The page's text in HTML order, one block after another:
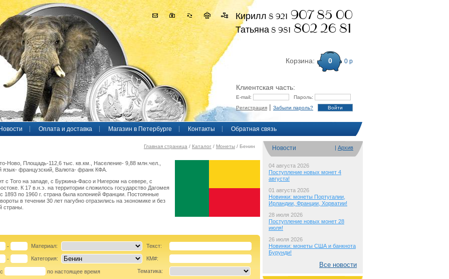
Кирилл 8 921 907 85 00
Татьяна 8 981 802 26 81
Корзина: 0 0 р
Клиентская часть:
E-mail:
Пароль:
Регистрация | Забыли пароль?
Новости Оплата и доставка Магазин в Петербурге Контакты Обратная связь
Новости | Архив
04 августа 2026
Поступление новых монет 4
августа!
01 августа 2026
Новинки: монеты Португалии,
Ирландии, Франции, Хорватии!
28 июля 2026
Поступление новых монет 28
июля!
26 июля 2026
Новинки: монеты США и банкнота
Бурунди!
Все новости
Главная страница / Каталог / Монеты / Бенин
Ново, Площадь-112,6 тыс. кв.км., Население- 9,88 млн.чел.,
французский, Валюта- франк КФА.
с Того на западе, с Буркина-Фасо и Нигером на севере, с
К 17 в.н.э. на территории сложилось государство Дагомея
1893 по 1960 г. страна была колонией Франции. Постоянные
в течении 30 лет пагубно отразились на экономике и без
страны.
- Материал: Текст:
- Категория: КМ#:
по настоящее время Тематика: